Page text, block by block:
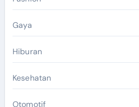
Gaya
Hiburan
Kesehatan
Otomotif